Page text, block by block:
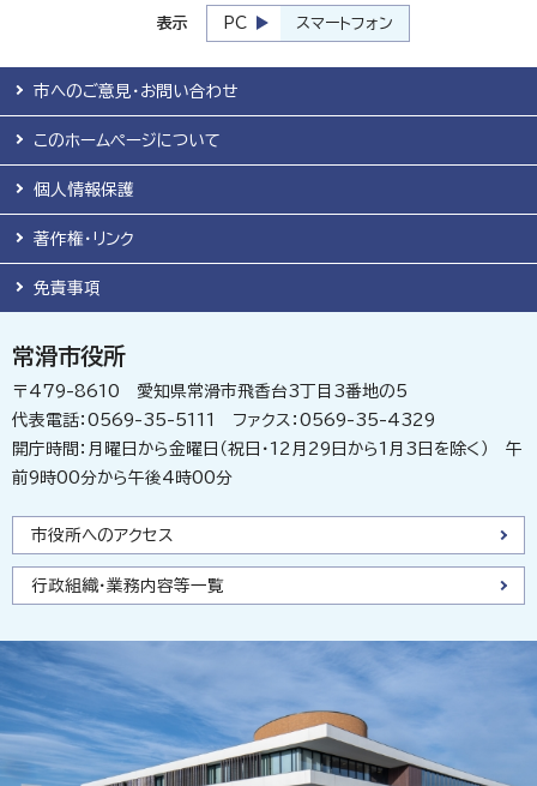
表示 PC スマートフォン
市へのご意見・お問い合わせ
このホームページについて
個人情報保護
著作権・リンク
免責事項
常滑市役所
〒479-8610 愛知県常滑市飛香台3丁目3番地の5
代表電話：0569-35-5111 ファクス：0569-35-4329
開庁時間：月曜日から金曜日（祝日・12月29日から1月3日を除く） 午
前9時00分から午後4時00分
市役所へのアクセス
行政組織・業務内容等一覧